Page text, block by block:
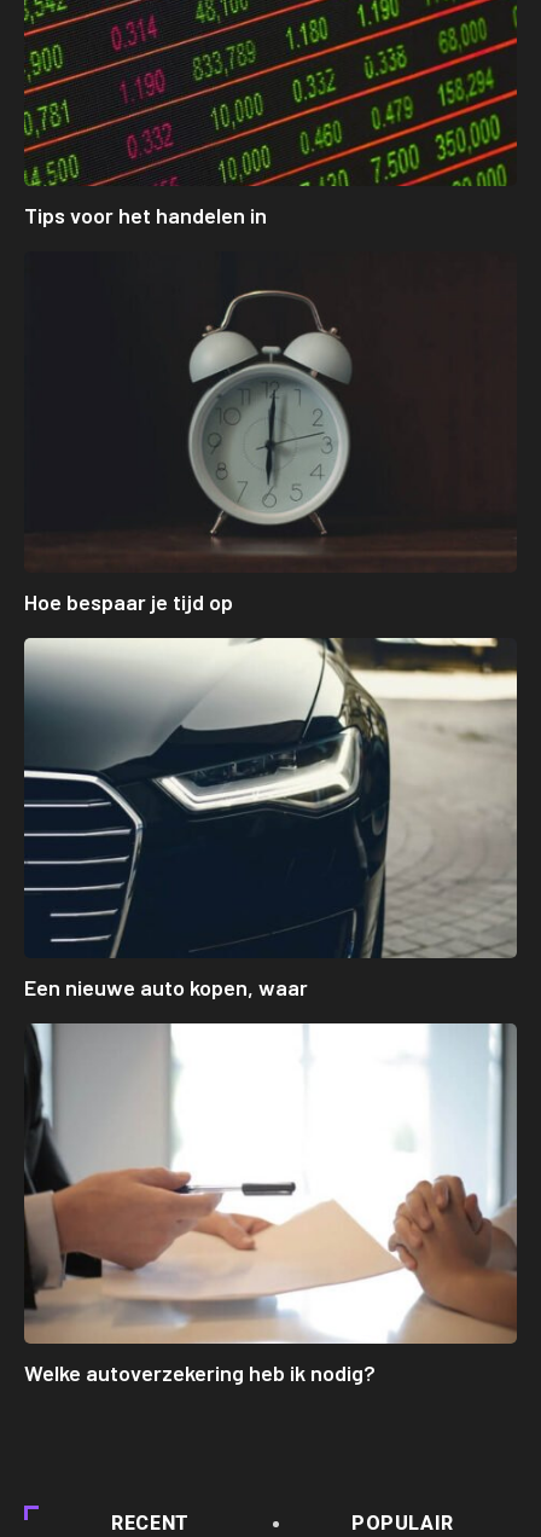
Tips voor het handelen in
Hoe bespaar je tijd op
Een nieuwe auto kopen, waar
Welke autoverzekering heb ik nodig?
RECENT POPULAIR